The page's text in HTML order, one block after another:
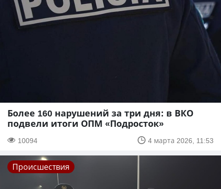
Более 160 нарушений за три дня: в ВКО
подвели итоги ОПМ «Подросток»
10094 4 марта 2026, 11:53
Происшествия